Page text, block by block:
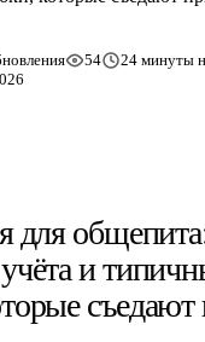
54 24 минуты
для
и